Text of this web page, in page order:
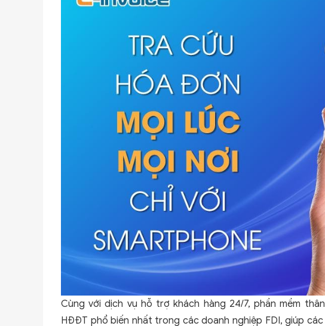
Cùng với dịch vụ hỗ trợ khách hàng 24/7, phần mềm
HĐĐT phổ biến nhất trong các doanh nghiệp FDI, giúp